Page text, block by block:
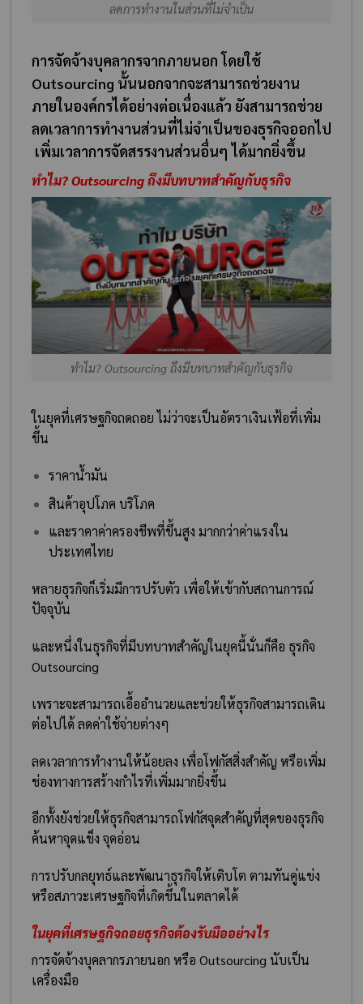
ลดการทำงานในส่วนที่ไม่จำเป็น
การจัดจ้างบุคลากรจากภายนอก โดยใช้
Outsourcing นั้นนอกจากจะสามารถช่วยงาน
ภายในองค์กรได้อย่างต่อเนื่องแล้ว ยังสามารถช่วย
ลดเวลาการทำงานส่วนที่ไม่จำเป็นของธุรกิจออกไป
เพิ่มเวลาการจัดสรรงานส่วนอื่นๆ ได้มากยิ่งขึ้น
ทำไม?Outsourcing ถึงมีบทบาทสำคัญกับธุรกิจ
ทำไม? Outsourcing ถึงมีบทบาทสำคัญกับธุรกิจ
ในยุคที่เศรษฐกิจถดถอย ไม่ว่าจะเป็นอัตราเงินเฟ้อที่เพิ่ม
ขึ้น
ราคาน้ำมัน
สินค้าอุปโภค บริโภค
และราคาค่าครองชีพที่ขึ้นสูง มากกว่าค่าแรงใน
ประเทศไทย
หลายธุรกิจก็เริ่มมีการปรับตัว เพื่อให้เข้ากับสถานการณ์
ปัจจุบัน
และหนึ่งในธุรกิจที่มีบทบาทสำคัญในยุคนี้นั่นก็คือ ธุรกิจ
Outsourcing
เพราะจะสามารถเอื้ออำนวยและช่วยให้ธุรกิจสามารถเดิน
ต่อไปได้ ลดค่าใช้จ่ายต่างๆ
ลดเวลาการทำงานให้น้อยลง เพื่อโฟกัสสิ่งสำคัญ หรือเพิ่ม
ช่องทางการสร้างกำไรที่เพิ่มมากยิ่งขึ้น
อีกทั้งยังช่วยให้ธุรกิจสามารถโฟกัสจุดสำคัญที่สุดของธุรกิจ
ค้นหาจุดแข็ง จุดอ่อน
การปรับกลยุทธ์และพัฒนาธุรกิจให้เติบโต ตามทันคู่แข่ง
หรือสภาวะเศรษฐกิจที่เกิดขึ้นในตลาดได้
ในยุคที่เศรษฐกิจถอยธุรกิจต้องรับมืออย่างไร
การจัดจ้างบุคลากรภายนอก หรือ Outsourcing นับเป็น
เครื่องมือ